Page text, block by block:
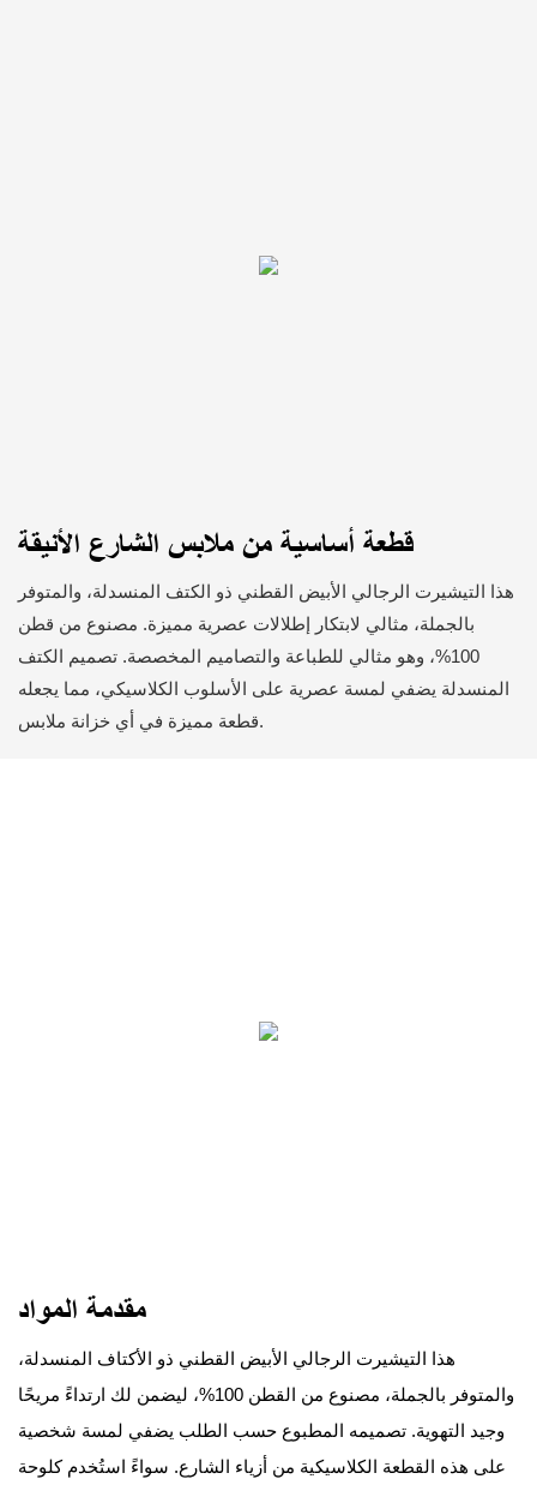
قطعة أساسية من ملابس الشارع الأنيقة
هذا التيشيرت الرجالي الأبيض القطني ذو الكتف المنسدلة، والمتوفر
بالجملة، مثالي لابتكار إطلالات عصرية مميزة. مصنوع من قطن
100%، وهو مثالي للطباعة والتصاميم المخصصة. تصميم الكتف
المنسدلة يضفي لمسة عصرية على الأسلوب الكلاسيكي، مما يجعله
قطعة مميزة في أي خزانة ملابس.
مقدمة المواد
هذا التيشيرت الرجالي الأبيض القطني ذو الأكتاف المنسدلة،
والمتوفر بالجملة، مصنوع من القطن 100%، ليضمن لك ارتداءً مريحًا
وجيد التهوية. تصميمه المطبوع حسب الطلب يضفي لمسة شخصية
على هذه القطعة الكلاسيكية من أزياء الشارع. سواءً استُخدم كلوحة